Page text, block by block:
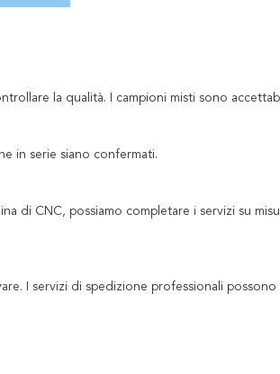
la qualità. I campioni misti sono
in serie siano confermati.
di CNC, possiamo completare i servizi su
I servizi di spedizione professionali